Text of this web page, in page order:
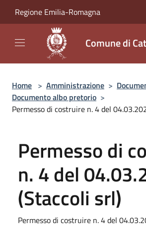
Regione Emilia-Romagna
Comune di
Home > Amministrazione >
Documento albo pretorio >
Permesso di costruire n. 4 del
Permesso di
n. 4 del
(Staccoli srl)
Permesso di costruire n. 4 del